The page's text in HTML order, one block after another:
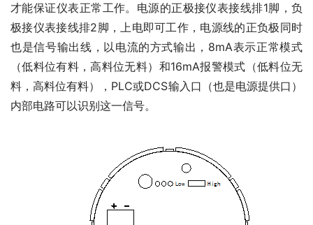
才能保证仪表正常工作。电源的正极接仪表接线排1脚，负
极接仪表接线排2脚，上电即可工作，电源线的正负极同时
也是信号输出线，以电流的方式输出，8mA表示正常模式
（低料位有料，高料位无料）和16mA报警模式（低料位无
料，高料位有料），PLC或DCS输入口（也是电源提供口）
内部电路可以识别这一信号。